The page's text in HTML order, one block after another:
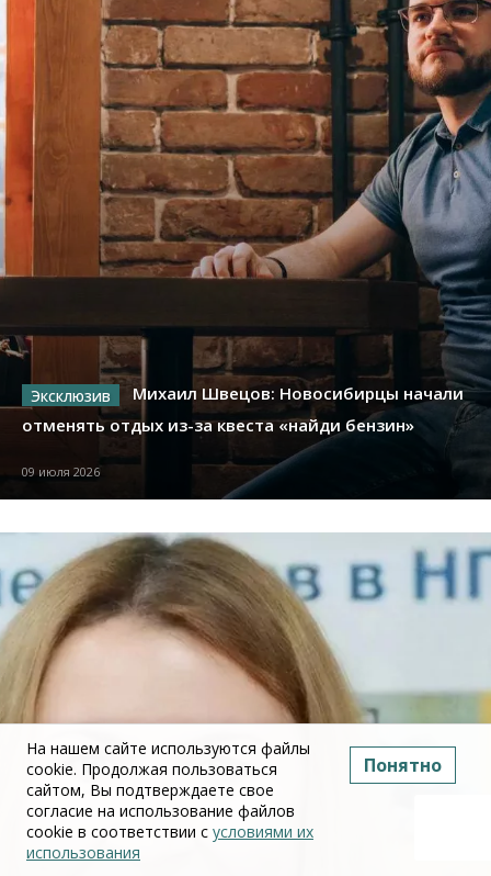
Михаил Швецов: Новосибирцы начали
отменять отдых из-за квеста «найди бензин»
09 июля 2026
На нашем сайте используются файлы
cookie. Продолжая пользоваться
сайтом, Вы подтверждаете свое
согласие на использование файлов
cookie в соответствии с условиями их
использования
Понятно